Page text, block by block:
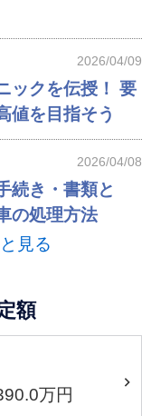
2026/04/09
ックを伝授！ 要
値を目指そう
2026/04/08
続き・書類と
の処理方法
見る
額
万円